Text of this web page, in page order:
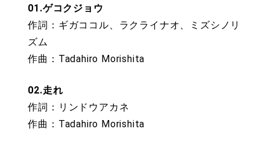
01.ゲコクジョウ
作詞：ギガココル、ラクライナオ、ミズシノリ
ズム
作曲：Tadahiro Morishita
02.走れ
作詞：リンドウアカネ
作曲：Tadahiro Morishita